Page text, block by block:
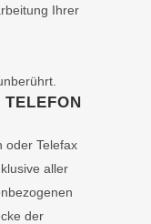
Ihrer
oder Telefax
aller
der